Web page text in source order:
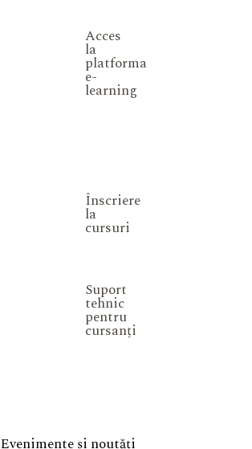
Acces
la
platforma
e-
learning
Înscriere
la
cursuri
Suport
tehnic
pentru
cursanți
Evenimente și noutăți